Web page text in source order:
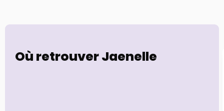
Où retrouver Jaenelle